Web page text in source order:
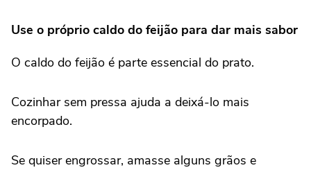
Use o próprio caldo do feijão para dar mais sabor
O caldo do feijão é parte essencial do prato.
Cozinhar sem pressa ajuda a deixá-lo mais
encorpado.
Se quiser engrossar, amasse alguns grãos e